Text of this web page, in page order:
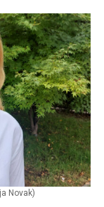
Novak)